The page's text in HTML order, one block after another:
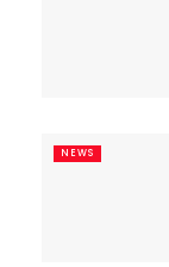
NEWS